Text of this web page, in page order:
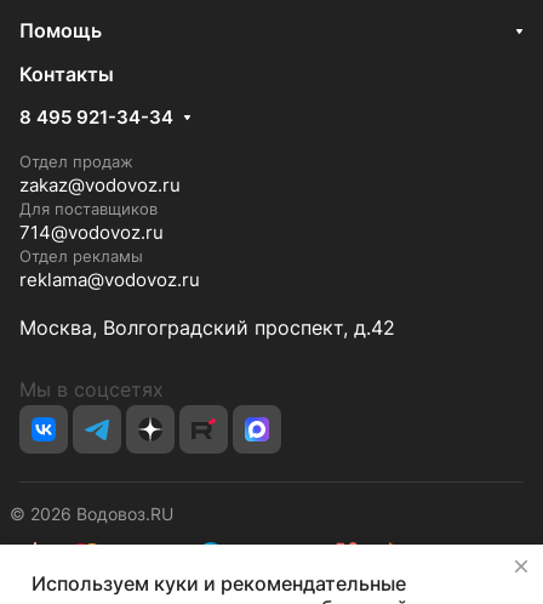
Помощь
Контакты
8 495 921-34-34
Отдел продаж
zakaz@vodovoz.ru
Для поставщиков
714@vodovoz.ru
Отдел рекламы
reklama@vodovoz.ru
Москва, Волгоградский проспект, д.42
Мы в соцсетях
© 2026 Водовоз.RU
КонфиденциальностьОферта
Используем куки и рекомендательные